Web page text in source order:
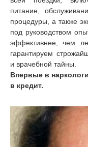
питание,
процедуры, а также
под руководством
эффективнее, чем
гарантируем
и врачебной тайны.
Впервые в
в кредит.